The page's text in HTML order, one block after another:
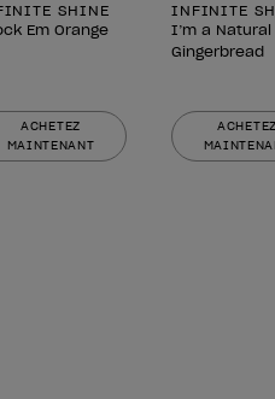
SHINE
Em Orange
ACHETEZ
MAINTENANT
INFINITE
I’m a Natural
Gingerbread